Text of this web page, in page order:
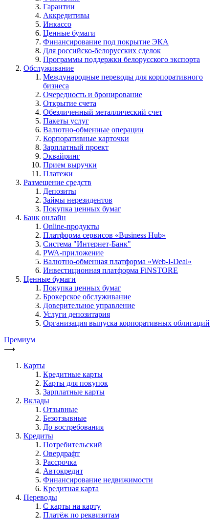
Гарантии
Аккредитивы
Инкассо
Ценные бумаги
Финансирование под покрытие ЭКА
Для российско-белорусских сделок
Программы поддержки белорусского экспорта
Обслуживание
Международные переводы для корпоративного
бизнеса
Очередность и бронирование
Открытие счета
Обезличенный металлический счет
Пакеты услуг
Валютно-обменные операции
Корпоративные карточки
Зарплатный проект
Эквайринг
Прием выручки
Платежи
Размещение средств
Депозиты
Займы нерезидентов
Покупка ценных бумаг
Банк онлайн
Online-продукты
Платформа сервисов «Business Hub»
Система "Интернет-Банк"
PWA-приложение
Валютно-обменная платформа «Web-I-Deal»
Инвестиционная платформа FiNSTORE
Ценные бумаги
Покупка ценных бумаг
Брокерское обслуживание
Доверительное управление
Услуги депозитария
Организация выпуска корпоративных облигаций
Премиум
⟶
Карты
Кредитные карты
Карты для покупок
Зарплатные карты
Вклады
Отзывные
Безотзывные
До востребования
Кредиты
Потребительский
Овердрафт
Рассрочка
Автокредит
Финансирование недвижимости
Кредитная карта
Переводы
С карты на карту
Платёж по реквизитам